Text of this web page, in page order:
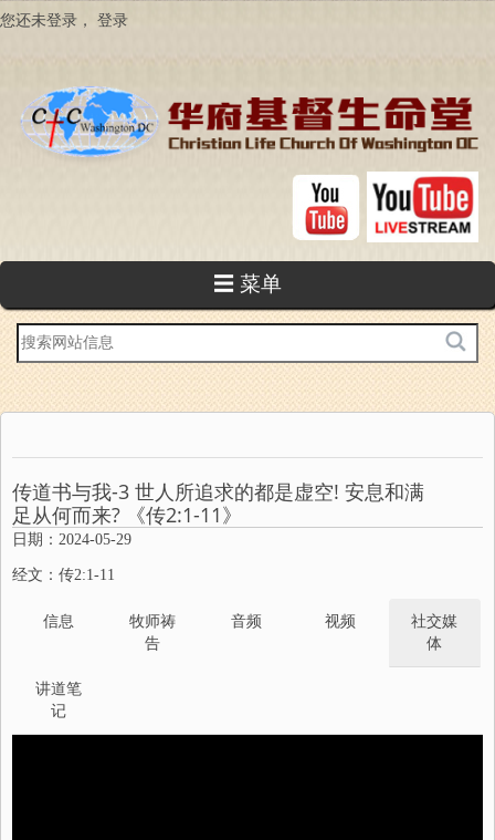
跳
您还未登录， 登录
☰ 菜单
站
内
搜
索
传道书与我-3 世人所追求的都是虚空! 安息和满
足从何而来? 《传2:1-11》
日期：2024-05-29
经文：传2:1-11
信息
牧师祷
告
音频 视频
社交媒
体
讲道笔
记